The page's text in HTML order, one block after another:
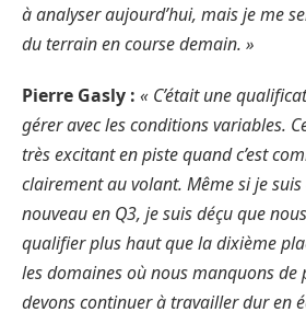
à analyser aujourd’hui, mais je me
du terrain en course demain. »
Pierre Gasly : « C’était une
gérer avec les conditions variables.
très excitant en piste quand c’est
clairement au volant. Même si je suis
nouveau en Q3, je suis déçu que
qualifier plus haut que la dixième
les domaines où nous manquons de
devons continuer à travailler dur en